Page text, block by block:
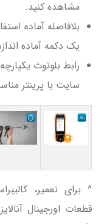
مشاهده کنید.
یک دکمه آماده
رابط بلوتوث
سایت با پرینتر
^ برای تعمیر،